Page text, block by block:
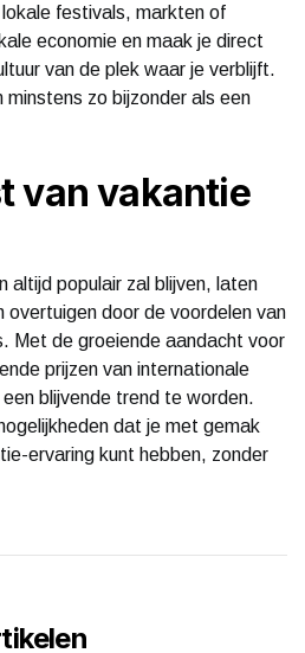
festivals, markten of
economie en maak je direct
van de plek waar je verblijft.
minstens zo bijzonder als een
van vakantie
altijd populair zal blijven, laten
overtuigen door de voordelen van
Met de groeiende aandacht voor
prijzen van internationale
blijvende trend te worden.
dat je met gemak
ervaring kunt hebben, zonder